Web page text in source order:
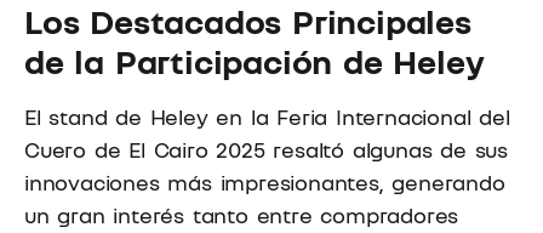
Los Destacados Principales
de la Participación de Heley
El stand de Heley en la Feria Internacional del
Cuero de El Cairo 2025 resaltó algunas de sus
innovaciones más impresionantes, generando
un gran interés tanto entre compradores